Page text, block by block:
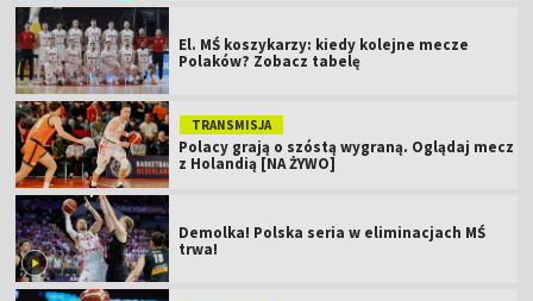
El. MŚ koszykarzy: kiedy kolejne mecze
Polaków? Zobacz tabelę
TRANSMISJA
Polacy grają o szóstą wygraną. Oglądaj mecz
z Holandią [NA ŻYWO]
Demolka! Polska seria w eliminacjach MŚ
trwa!